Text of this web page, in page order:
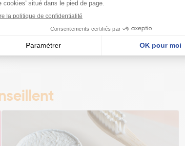
Polysorbate 60 Zinc Coco-Sulfate Aroma
Carbonate Sodium Fluoride Linalool Limonene CI77891